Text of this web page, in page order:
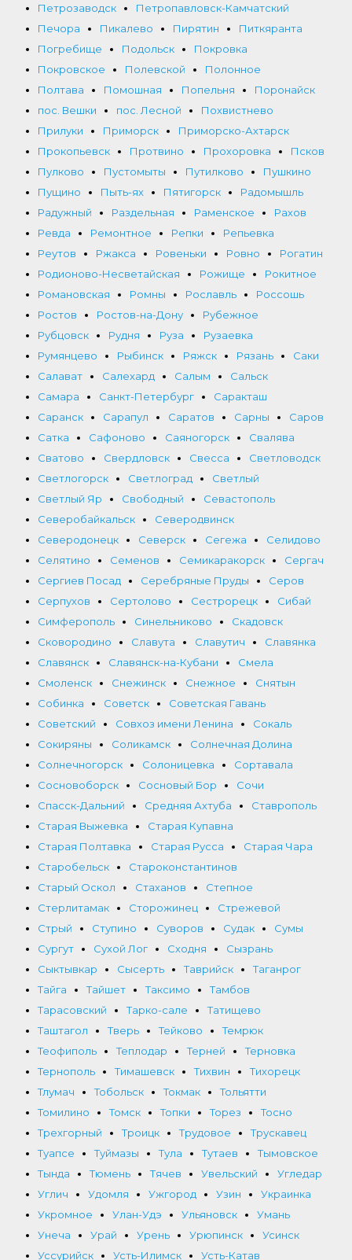
Петрозаводск
Петропавловск-Камчатский
Печора
Пикалево Пирятин
Питкяранта
Погребище
Подольск
Покровка
Покровское
Полевской
Полонное
Полтава
Помошная Попельня
Поронайск
пос. Вешки
пос. Лесной
Похвистнево
Прилуки
Приморск
Приморско-Ахтарск
Прокопьевск
Протвино Прохоровка
Псков
Пулково
Пустомыты Путилково
Пушкино
Пущино
Пыть-ях Пятигорск
Радомышль
Радужный
Раздельная Раменское
Рахов
Ревда
Ремонтное Репки
Репьевка
Реутов
Ржакса Ровеньки Ровно
Рогатин
Родионово-Несветайская
Рожище
Рокитное
Романовская
Ромны Рославль
Россошь
Ростов
Ростов-на-Дону
Рубежное
Рубцовск
Рудня Руза
Рузаевка
Румянцево
Рыбинск Ряжск Рязань
Саки
Салават
Салехард Салым
Сальск
Самара
Санкт-Петербург
Саракташ
Саранск
Сарапул Саратов Сарны
Саров
Сатка
Сафоново Саяногорск
Свалява
Сватово
Свердловск Свесса
Светловодск
Светлогорск
Светлоград
Светлый
Светлый Яр
Свободный
Севастополь
Северобайкальск
Северодвинск
Северодонецк
Северск Сегежа
Селидово
Селятино
Семенов Семикаракорск
Сергач
Сергиев Посад
Серебряные Пруды
Серов
Серпухов
Сертолово Сестрорецк
Сибай
Симферополь
Синельниково
Скадовск
Сковородино
Славута Славутич
Славянка
Славянск
Славянск-на-Кубани
Смела
Смоленск
Снежинск Снежное
Снятын
Собинка
Советск
Советская Гавань
Советский
Совхоз имени Ленина
Сокаль
Сокиряны
Соликамск
Солнечная Долина
Солнечногорск
Солоницевка
Сортавала
Сосновоборск
Сосновый Бор
Сочи
Спасск-Дальний
Средняя Ахтуба
Ставрополь
Старая Выжевка
Старая Купавна
Старая Полтавка
Старая Русса
Старая Чара
Старобельск
Староконстантинов
Старый Оскол
Стаханов
Степное
Стерлитамак
Сторожинец
Стрежевой
Стрый
Ступино Суворов Судак
Сумы
Сургут
Сухой Лог Сходня
Сызрань
Сыктывкар
Сысерть Таврийск
Таганрог
Тайга
Тайшет Таксимо
Тамбов
Тарасовский
Тарко-сале
Татищево
Таштагол
Тверь Тейково
Темрюк
Теофиполь
Теплодар Терней
Терновка
Тернополь
Тимашевск Тихвин
Тихорецк
Тлумач
Тобольск Токмак
Тольятти
Томилино
Томск Топки Торез
Тосно
Трехгорный
Троицк Трудовое
Трускавец
Туапсе
Туймазы Тула Тутаев
Тымовское
Тында
Тюмень Тячев Увельский
Угледар
Углич
Удомля Ужгород Узин
Украинка
Укромное
Улан-Удэ Ульяновск
Умань
Унеча
Урай Урень Урюпинск
Усинск
Уссурийск
Усть-Илимск
Усть-Катав